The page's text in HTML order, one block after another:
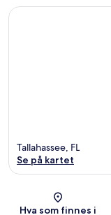
Tallahassee, FL
Se på kartet
Hva som finnes i